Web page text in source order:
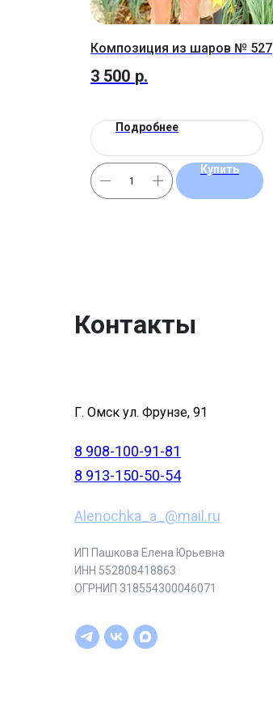
Композиция из шаров № 527
3 500 р.
Подробнее
Купить
Контакты
Г. Омск ул. Фрунзе, 91
8 908-100-91-81
8 913-150-50-54
Alenochka_a_@mail.ru
ИП Пашкова Елена Юрьевна
ИНН 552808418863
ОГРНИП 318554300046071